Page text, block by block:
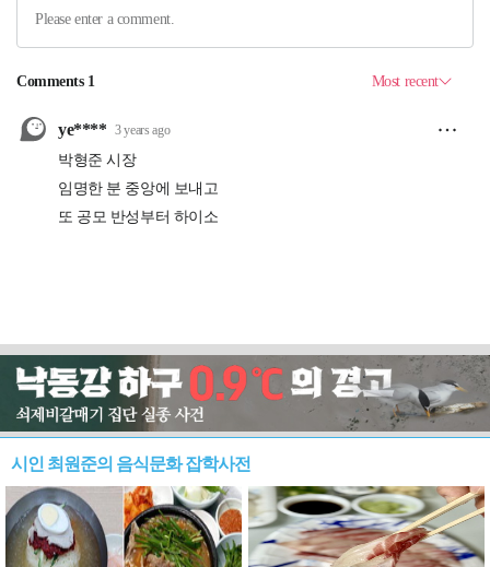
시인 최원준의 음식문화 잡학사전